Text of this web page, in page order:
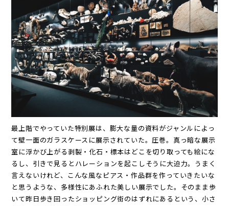
最上階でやっていた特別展は、膨大な量の資料がジャンルによっ
て壁一面のガラスケースに展示されていた。圧巻。真っ暗な展示
室に浮かび上がる剥製・化石・標本はどこを切り取っても絵にな
るし、引きで見るとハレーションを起こしそうに大迫力。うまく
言えないけれど、こんな風なピアス・作品群を作っていきたいな
と思うような、多様性にあふれた美しい展示でした。そのまま歩
いて昨日歩き回ったショッピング街のはずれにあるという、小さ